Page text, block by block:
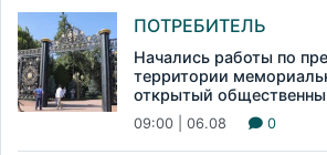
ПОТРЕБИТЕЛЬ
Начались работы по
территории
открытый
09:00 | 06.08 0